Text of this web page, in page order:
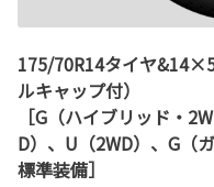
175/70R14タイヤ
ルキャップ付）
［G（ハイブリッド・
D）、U（2WD）、G（
標準装備］